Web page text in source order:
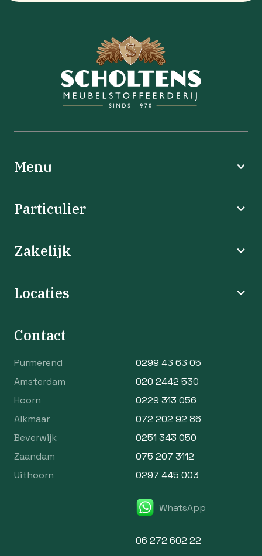
Menu
Particulier
Zakelijk
Locaties
Contact
Purmerend
0299 43 63 05
Amsterdam
020 2442 530
Hoorn
0229 313 056
Alkmaar
072 202 92 86
Beverwijk
0251 343 050
Zaandam
075 207 3112
Uithoorn
0297 445 003
WhatsApp
06 272 602 22